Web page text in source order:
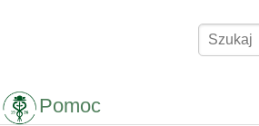
Szukaj
Pomoc